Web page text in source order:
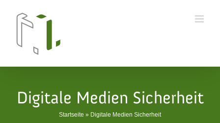
Digitale Medien Sicherheit
Startseite » Digitale Medien Sicherheit